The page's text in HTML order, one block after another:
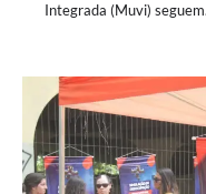
Integrada (Muvi)